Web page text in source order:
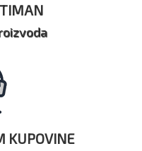
KUPOVINE